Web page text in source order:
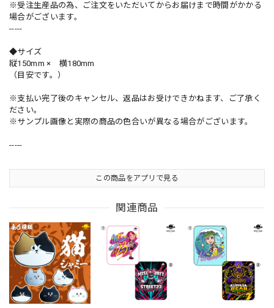
※受注生産品の為、ご注文をいただいてからお届けまで時間がかかる
場合がございます。
-----
◆サイズ
縦150mm × 横180mm
（目安です。）
※支払い完了後のキャンセル、返品はお受けできかねます、ご了承く
ださい。
※サンプル画像と実際の商品の色合いが異なる場合がございます。
-----
この商品をアプリで見る
関連商品